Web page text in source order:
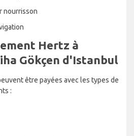
nourrisson
Hertz à
Gökçen d'Istanbul
être payées avec les types de
: